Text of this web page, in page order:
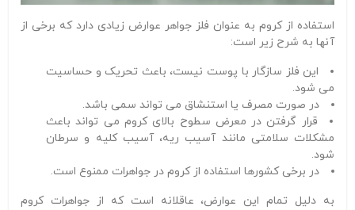
استفاده از کروم به عنوان فلز جواهر عوارض زیادی دارد که برخی از
آنها به شرح زیر است:
این فلز سازگار با پوست نیست، باعث تحریک و حساسیت
می شود.
در صورت مصرف یا استنشاق می تواند سمی باشد.
قرار گرفتن در معرض سطوح بالای کروم می تواند باعث
مشکلات سلامتی مانند آسیب ریه، آسیب کلیه و سرطان
شود.
در برخی کشورها استفاده از کروم در جواهرات ممنوع است.
به دلیل تمام این عوارض، عاقلانه است که از جواهرات کروم